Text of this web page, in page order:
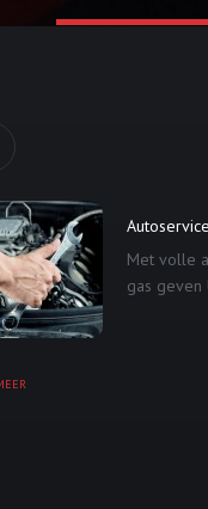
Autoservice
Met volle
gas geven